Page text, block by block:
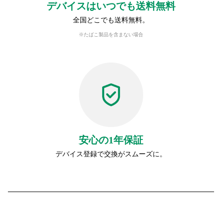
デバイスはいつでも送料無料
全国どこでも送料無料。
※たばこ製品を含まない場合
安心の1年保証
デバイス登録で交換がスムーズに。